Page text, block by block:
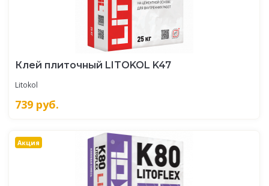
Клей плиточный LITOKOL K47
Litokol
739 руб.
Акция